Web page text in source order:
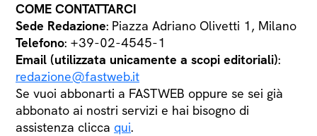
COME CONTATTARCI
Sede Redazione: Piazza Adriano Olivetti 1, Milano
Telefono: +39-02-4545-1
Email (utilizzata unicamente a scopi editoriali):
redazione@fastweb.it
Se vuoi abbonarti a FASTWEB oppure se sei già
abbonato ai nostri servizi e hai bisogno di
assistenza clicca qui.